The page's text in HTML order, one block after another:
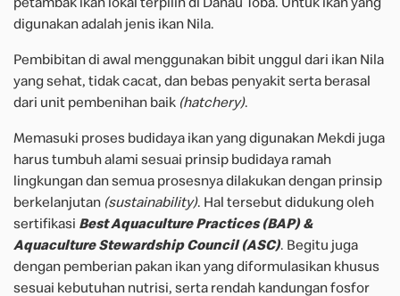
petambak ikan lokal terpilih di Danau Toba. Untuk ikan yang
digunakan adalah jenis ikan Nila.
Pembibitan di awal menggunakan bibit unggul dari ikan Nila
yang sehat, tidak cacat, dan bebas penyakit serta berasal
dari unit pembenihan baik (hatchery).
Memasuki proses budidaya ikan yang digunakan Mekdi juga
harus tumbuh alami sesuai prinsip budidaya ramah
lingkungan dan semua prosesnya dilakukan dengan prinsip
berkelanjutan (sustainability). Hal tersebut didukung oleh
sertifikasi Best Aquaculture Practices (BAP) &
Aquaculture Stewardship Council (ASC). Begitu juga
dengan pemberian pakan ikan yang diformulasikan khusus
sesuai kebutuhan nutrisi, serta rendah kandungan fosfor